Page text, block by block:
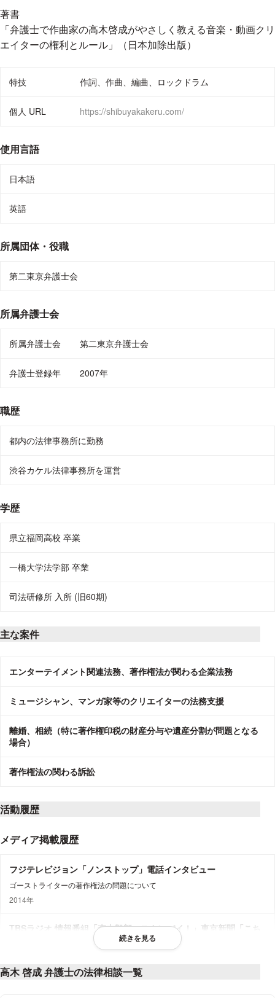
等もライフワークとして行っております。
顧問契約のおすすめ
現状、多くの顧問契約をしていただいており、単発のご依頼を
顧問契約をしていただければ、弁護士個人の携帯電話番号のご
ぜひ、顧問契約をご検討いただきましたら幸いです。
写真左
「news zero」NNN系列 2019年7月29日放送分から引用
著書
「弁護士で作曲家の高木啓成がやさしく教える音楽・動画クリ
エイターの権利とルール」（日本加除出版）
趣味や好きなこと、個人サイトのURL
特技 作詞、作曲、編曲、ロックドラム
個人 URL https://shibuyakakeru.com/
使用言語
日本語
英語
所属団体・役職
第二東京弁護士会
所属弁護士会
所属弁護士会 第二東京弁護士会
弁護士登録年 2007年
職歴
都内の法律事務所に勤務
渋谷カケル法律事務所を運営
学歴
県立福岡高校 卒業
一橋大学法学部 卒業
司法研修所 入所 (旧60期)
主な案件
エンターテイメント関連法務、著作権法が関わる企業法務
ミュージシャン、マンガ家等のクリエイターの法務支援
離婚、相続（特に著作権印税の財産分与や遺産分割が問題となる
場合）
著作権法の関わる訴訟
活動履歴
メディア掲載履歴
フジテレビジョン「ノンストップ」電話インタビュー
ゴーストライターの著作権法の問題について
2014年
TBSラジオ 情報番組「森本毅郎・スタンバイ！」東京新聞「こち
2014年
続きを見る
高木 啓成 弁護士の法律相談一覧